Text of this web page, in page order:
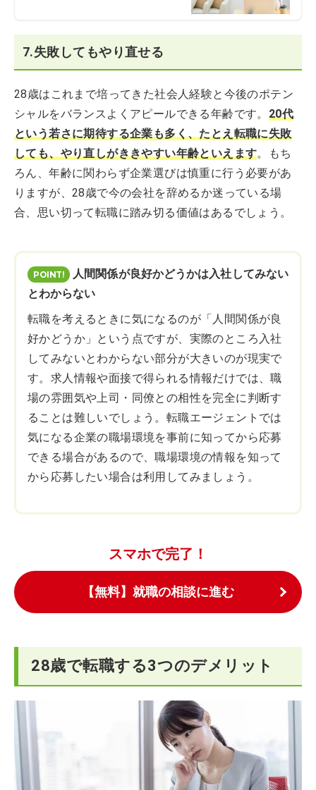
7.失敗してもやり直せる
28歳はこれまで培ってきた社会人経験と今後のポテン
シャルをバランスよくアピールできる年齢です。 20代
という若さに期待する企業も多く、たとえ転職に失敗
しても、やり直しがききやすい年齢といえます。もち
ろん、年齢に関わらず企業選びは慎重に行う必要があ
りますが、28歳で今の会社を辞めるか迷っている場
合、思い切って転職に踏み切る価値はあるでしょう。
人間関係が良好かどうかは入社してみない
とわからない
転職を考えるときに気になるのが「人間関係が良
好かどうか」という点ですが、実際のところ入社
してみないとわからない部分が大きいのが現実で
す。求人情報や面接で得られる情報だけでは、職
場の雰囲気や上司・同僚との相性を完全に判断す
ることは難しいでしょう。転職エージェントでは
気になる企業の職場環境を事前に知ってから応募
できる場合があるので、職場環境の情報を知って
から応募したい場合は利用してみましょう。
スマホで完了！
【無料】就職の相談に進む
28歳で転職する3つのデメリット